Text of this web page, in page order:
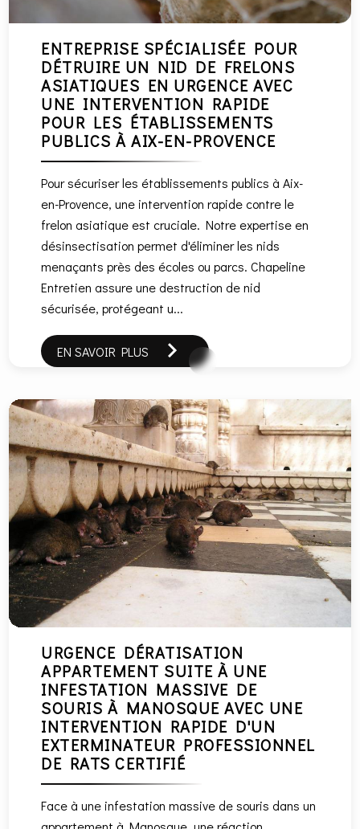
ENTREPRISE SPÉCIALISÉE POUR
DÉTRUIRE UN NID DE FRELONS
ASIATIQUES EN URGENCE AVEC
UNE INTERVENTION RAPIDE
POUR LES ÉTABLISSEMENTS
PUBLICS À AIX-EN-PROVENCE
Pour sécuriser les établissements publics à Aix-
en-Provence, une intervention rapide contre le
frelon asiatique est cruciale. Notre expertise en
désinsectisation permet d'éliminer les nids
menaçants près des écoles ou parcs. Chapeline
Entretien assure une destruction de nid
sécurisée, protégeant u...
EN SAVOIR PLUS
URGENCE DÉRATISATION
APPARTEMENT SUITE À UNE
INFESTATION MASSIVE DE
SOURIS À MANOSQUE AVEC UNE
INTERVENTION RAPIDE D'UN
EXTERMINATEUR PROFESSIONNEL
DE RATS CERTIFIÉ
Face à une infestation massive de souris dans un